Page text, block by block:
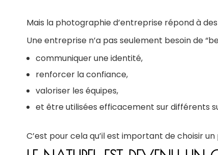
Mais la photographie d’entreprise répond à
Une entreprise n’a pas seulement besoin de
communiquer une identité,
renforcer la confiance,
valoriser les équipes,
et être utilisées efficacement sur différents
C’est pour cela qu’il est important de choisir un